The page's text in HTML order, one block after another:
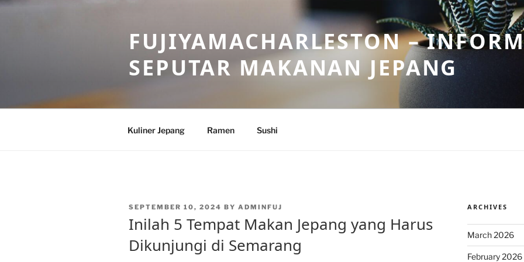
Skip
FUJIYAMACHARLESTON –
SEPUTAR MAKANAN JEPANG
Kuliner Jepang Ramen Sushi
POSTED
SEPTEMBER 10, 2024 BY ADMINFUJ
Inilah 5 Tempat Makan Jepang yang Harus
Dikunjungi di Semarang
ARCHIVES
March 2026
February 2026